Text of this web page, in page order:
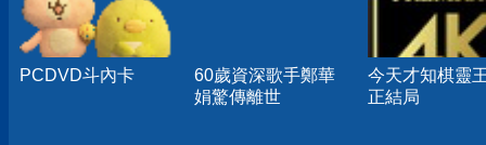
PCDVD斗內卡
60歲資深歌手鄭華
娟驚傳離世
今天才知棋靈
正結局